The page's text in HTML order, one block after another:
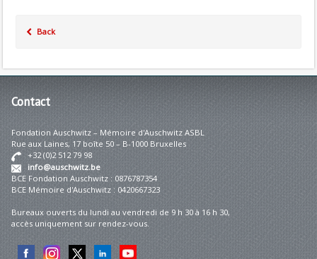
Back
Contact
Fondation Auschwitz – Mémoire d'Auschwitz ASBL
Rue aux Laines, 17 boîte 50 – B-1000 Bruxelles
+32 (0)2 512 79 98
info@auschwitz.be
BCE Fondation Auschwitz : 0876787354
BCE Mémoire d'Auschwitz : 0420667323
Bureaux ouverts du lundi au vendredi de 9 h 30 à 16 h 30,
accès uniquement sur rendez-vous.